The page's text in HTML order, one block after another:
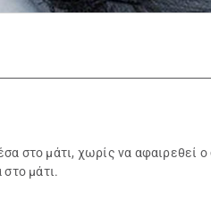
στο μάτι, χωρίς να αφαιρεθεί
μάτι.